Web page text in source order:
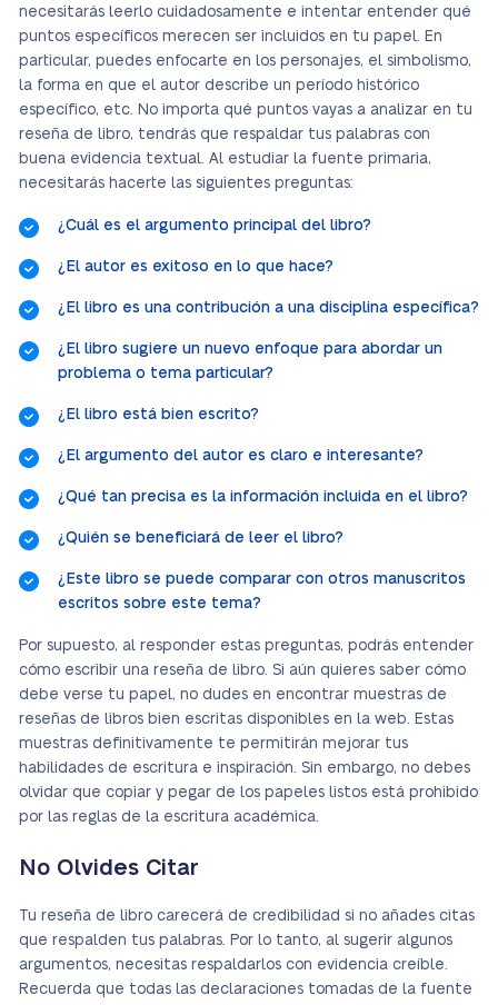
necesitarás leerlo cuidadosamente e intentar entender qué
puntos específicos merecen ser incluidos en tu papel. En
particular, puedes enfocarte en los personajes, el simbolismo,
la forma en que el autor describe un período histórico
específico, etc. No importa qué puntos vayas a analizar en tu
reseña de libro, tendrás que respaldar tus palabras con
buena evidencia textual. Al estudiar la fuente primaria,
necesitarás hacerte las siguientes preguntas:
¿Cuál es el argumento principal del libro?
¿El autor es exitoso en lo que hace?
¿El libro es una contribución a una disciplina específica?
¿El libro sugiere un nuevo enfoque para abordar un
problema o tema particular?
¿El libro está bien escrito?
¿El argumento del autor es claro e interesante?
¿Qué tan precisa es la información incluida en el libro?
¿Quién se beneficiará de leer el libro?
¿Este libro se puede comparar con otros manuscritos
escritos sobre este tema?
Por supuesto, al responder estas preguntas, podrás entender
cómo escribir una reseña de libro. Si aún quieres saber cómo
debe verse tu papel, no dudes en encontrar muestras de
reseñas de libros bien escritas disponibles en la web. Estas
muestras definitivamente te permitirán mejorar tus
habilidades de escritura e inspiración. Sin embargo, no debes
olvidar que copiar y pegar de los papeles listos está prohibido
por las reglas de la escritura académica.
No Olvides Citar
Tu reseña de libro carecerá de credibilidad si no añades citas
que respalden tus palabras. Por lo tanto, al sugerir algunos
argumentos, necesitas respaldarlos con evidencia creíble.
Recuerda que todas las declaraciones tomadas de la fuente